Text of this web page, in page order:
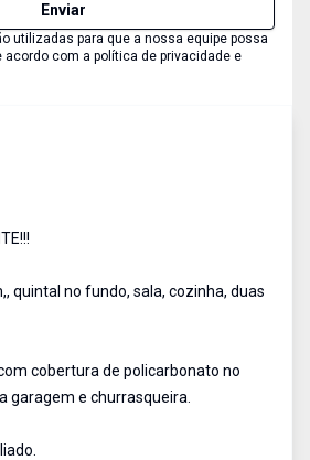
Enviar
utilizadas para que a nossa equipe possa
acordo com a política de privacidade e
quintal no fundo, sala, cozinha, duas
cobertura de policarbonato no
garagem e churrasqueira.